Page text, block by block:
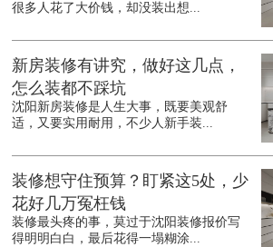
很多人花了大价钱，却没装出想...
新房装修有讲究，做好这几点，
怎么装都不踩坑
沈阳新房装修是人生大事，既要美观舒
适，又要实用耐用，不少人新手装...
装修想守住预算？盯紧这5处，少
花好几万冤枉钱
装修最头疼的事，莫过于沈阳装修报价写
得明明白白，最后花得一塌糊涂...